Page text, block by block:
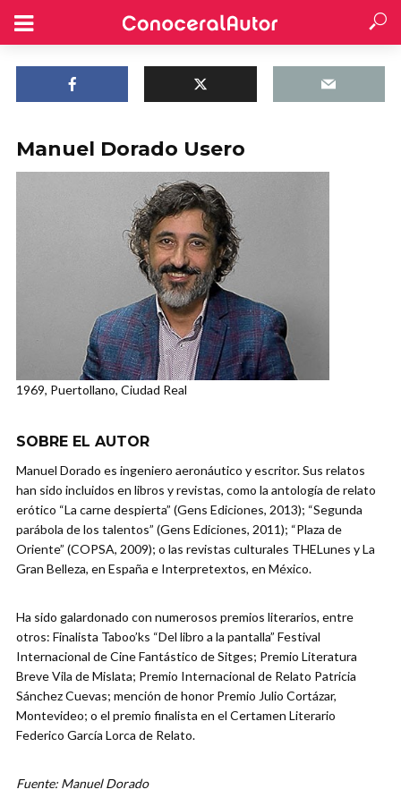
Manuel Dorado Usero
1969, Puertollano, Ciudad Real
SOBRE EL AUTOR
Manuel Dorado es ingeniero aeronáutico y escritor. Sus relatos
han sido incluidos en libros y revistas, como la antología de relato
erótico “La carne despierta” (Gens Ediciones, 2013); “Segunda
parábola de los talentos” (Gens Ediciones, 2011); “Plaza de
Oriente” (COPSA, 2009); o las revistas culturales THELunes y La
Gran Belleza, en España e Interpretextos, en México.
Ha sido galardonado con numerosos premios literarios, entre
otros: Finalista Taboo’ks “Del libro a la pantalla” Festival
Internacional de Cine Fantástico de Sitges; Premio Literatura
Breve Vila de Mislata; Premio Internacional de Relato Patricia
Sánchez Cuevas; mención de honor Premio Julio Cortázar,
Montevideo; o el premio finalista en el Certamen Literario
Federico García Lorca de Relato.
Fuente: Manuel Dorado